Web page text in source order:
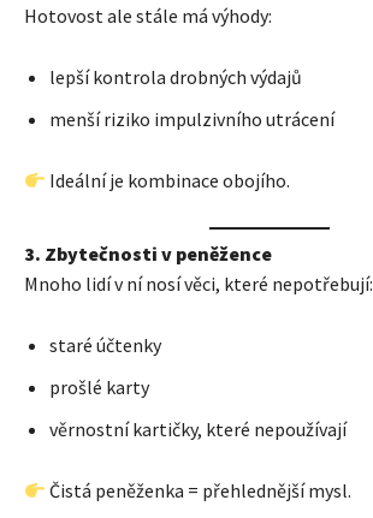
Hotovost ale stále má výhody:
lepší kontrola drobných výdajů
menší riziko impulzivního utrácení
Ideální je kombinace obojího.
3. Zbytečnosti v peněžence
Mnoho lidí v ní nosí věci, které nepotřebují:
staré účtenky
prošlé karty
věrnostní kartičky, které nepoužívají
Čistá peněženka = přehlednější mysl.